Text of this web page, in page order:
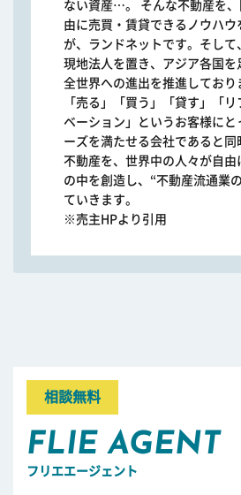
ない資産…。 そんな不動産を、
由に売買・賃貸できるノウハウ
が、ランドネットです。そして
現地法人を置き、アジア各国を
全世界への進出を推進しており
「売る」「買う」「貸す」「
ベーション」というお客様にと
ーズを満たせる会社であると同
不動産を、世界中の人々が自由
の中を創造し、“不動産流通業
ていきます。
※売主HPより引用
相談無料
FLIE AGENT
フリエエージェント